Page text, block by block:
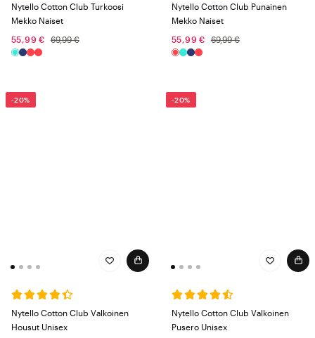
Nytello Cotton Club Turkoosi
Mekko Naiset
55,99 €
69,99 €
Nytello Cotton Club Punainen
Mekko Naiset
55,99 €
69,99 €
-20%
Nytello Cotton Club Valkoinen
Housut Unisex
-20%
Nytello Cotton Club Valkoinen
Pusero Unisex